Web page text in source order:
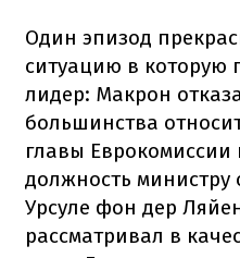
Один эпизод
ситуацию в которую
лидер: Макрон
большинства
главы Еврокомиссии
должность
Урсуле фон дер
рассматривал в